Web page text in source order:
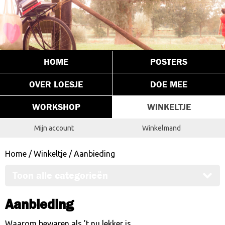
HOME POSTERS
OVER LOESJE DOE MEE
WORKSHOP WINKELTJE
Mijn account Winkelmand
Home /Winkeltje / Aanbieding
Aanbieding